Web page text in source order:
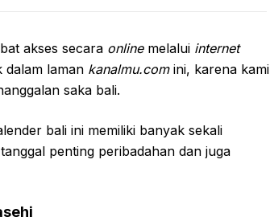
akses secara onlinemelalui internet
dalam laman kanalmu.comini, karena kami
saka bali.
bali ini memiliki banyak sekali
penting peribadahan dan juga